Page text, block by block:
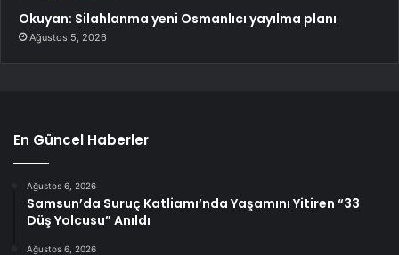
Okuyan: Silahlanma yeni Osmanlıcı yayılma planı
Ağustos 5, 2026
En Güncel Haberler
Ağustos 6, 2026
Samsun’da Suruç Katliamı’nda Yaşamını Yitiren “33
Düş Yolcusu” Anıldı
Ağustos 6, 2026